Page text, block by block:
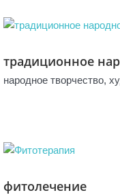
традиционное
народное творчество,
фитолечение